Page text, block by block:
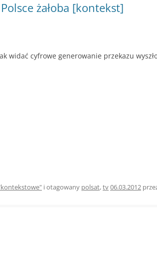
żałoba [kontekst]
widać cyfrowe generowanie przekazu
i otagowany polsat,tv06.03.2012